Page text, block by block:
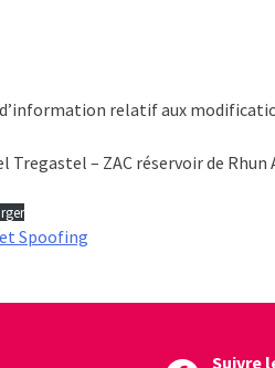
relatif aux
– ZAC réservoir de Rhun
Spoofing
Suivre